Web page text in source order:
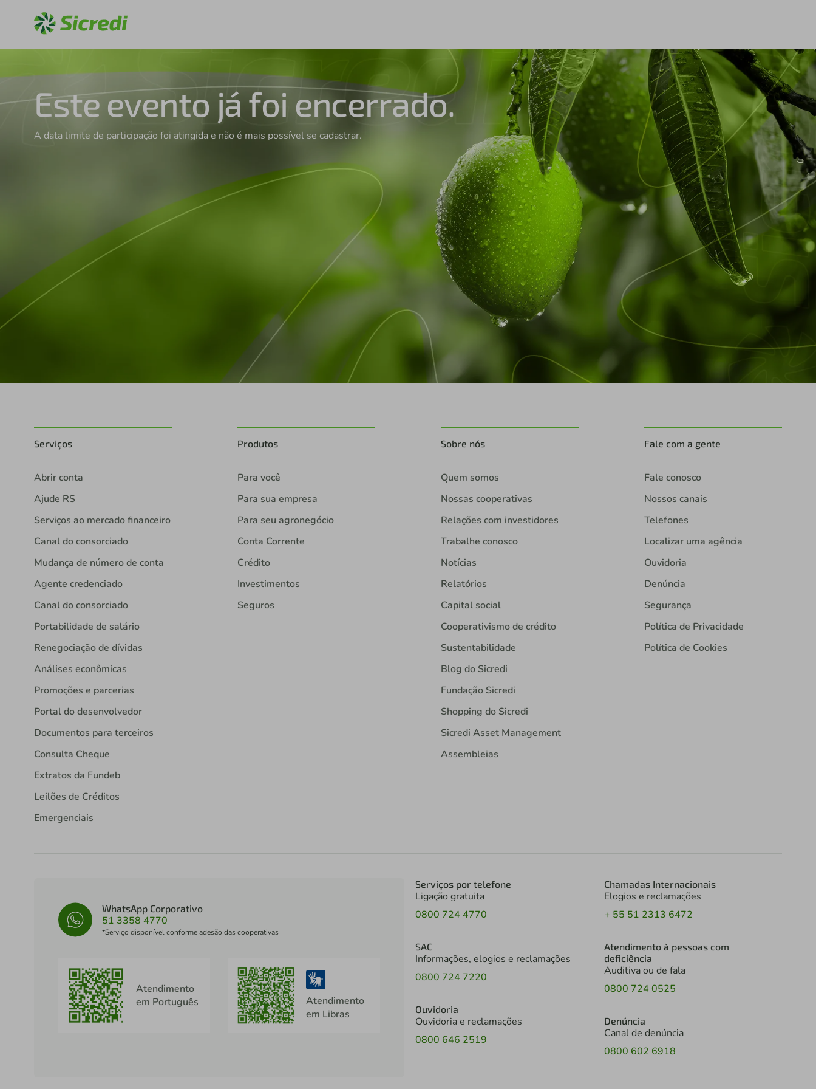
Este evento já foi encerrado.
A data limite de participação foi atingida e não é mais possível se cadastrar.
Serviços
Abrir conta
Ajude RS
Serviços ao mercado financeiro
Canal do consorciado
Mudança de número de conta
Agente credenciado
Canal do consorciado
Portabilidade de salário
Renegociação de dívidas
Análises econômicas
Promoções e parcerias
Portal do desenvolvedor
Documentos para terceiros
Consulta Cheque
Extratos da Fundeb
Leilões de Créditos
Emergenciais
Produtos
Para você
Para sua empresa
Para seu agronegócio
Conta Corrente
Crédito
Investimentos
Seguros
Sobre nós
Quem somos
Nossas cooperativas
Relações com investidores
Trabalhe conosco
Notícias
Relatórios
Capital social
Cooperativismo de crédito
Sustentabilidade
Blog do Sicredi
Fundação Sicredi
Shopping do Sicredi
Sicredi Asset Management
Assembleias
Fale com a gente
Fale conosco
Nossos canais
Telefones
Localizar uma agência
Ouvidoria
Denúncia
Segurança
Política de Privacidade
Política de Cookies
WhatsApp Corporativo
51 3358 4770
*Serviço disponível conforme adesão das cooperativas
Atendimento
em Português
Atendimento
em Libras
Serviços por telefone
Ligação gratuita
0800 724 4770
SAC
Informações, elogios e reclamações
0800 724 7220
Ouvidoria
Ouvidoria e reclamações
0800 646 2519
Chamadas Internacionais
Elogios e reclamações
+ 55 51 2313 6472
Atendimento à pessoas com
deficiência
Auditiva ou de fala
0800 724 0525
Denúncia
Canal de denúncia
0800 602 6918